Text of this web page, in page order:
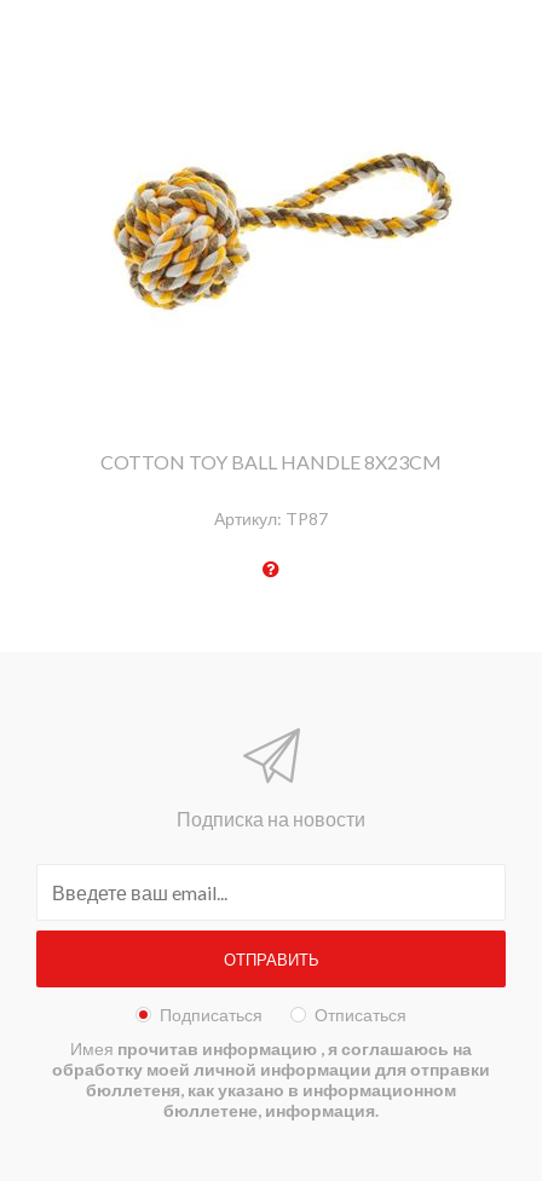
COTTON TOY BALL HANDLE 8X23CM
Артикул: TP87
Подписка на новости
Подписаться
Отписаться
Имея прочитав информацию , я соглашаюсь на
обработку моей личной информации для отправки
бюллетеня, как указано в информационном
бюллетене, информация.